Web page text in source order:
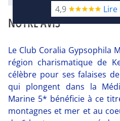
NOTRE AVIS
Le Club Coralia Gypsophila
région charismatique de
célèbre pour ses falaises
qui plongent dans la
Marine 5* bénéficie à ce
montagnes et mer et au
4,9
Lire